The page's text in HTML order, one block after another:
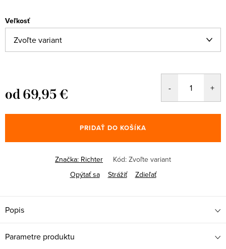
Veľkosť
od69,95 €
cena:
PRIDAŤ DO KOŠÍKA
Značka: Richter Kód: Zvoľte variant
Opýtať sa
Strážiť Zdieľať
Popis
Parametre produktu